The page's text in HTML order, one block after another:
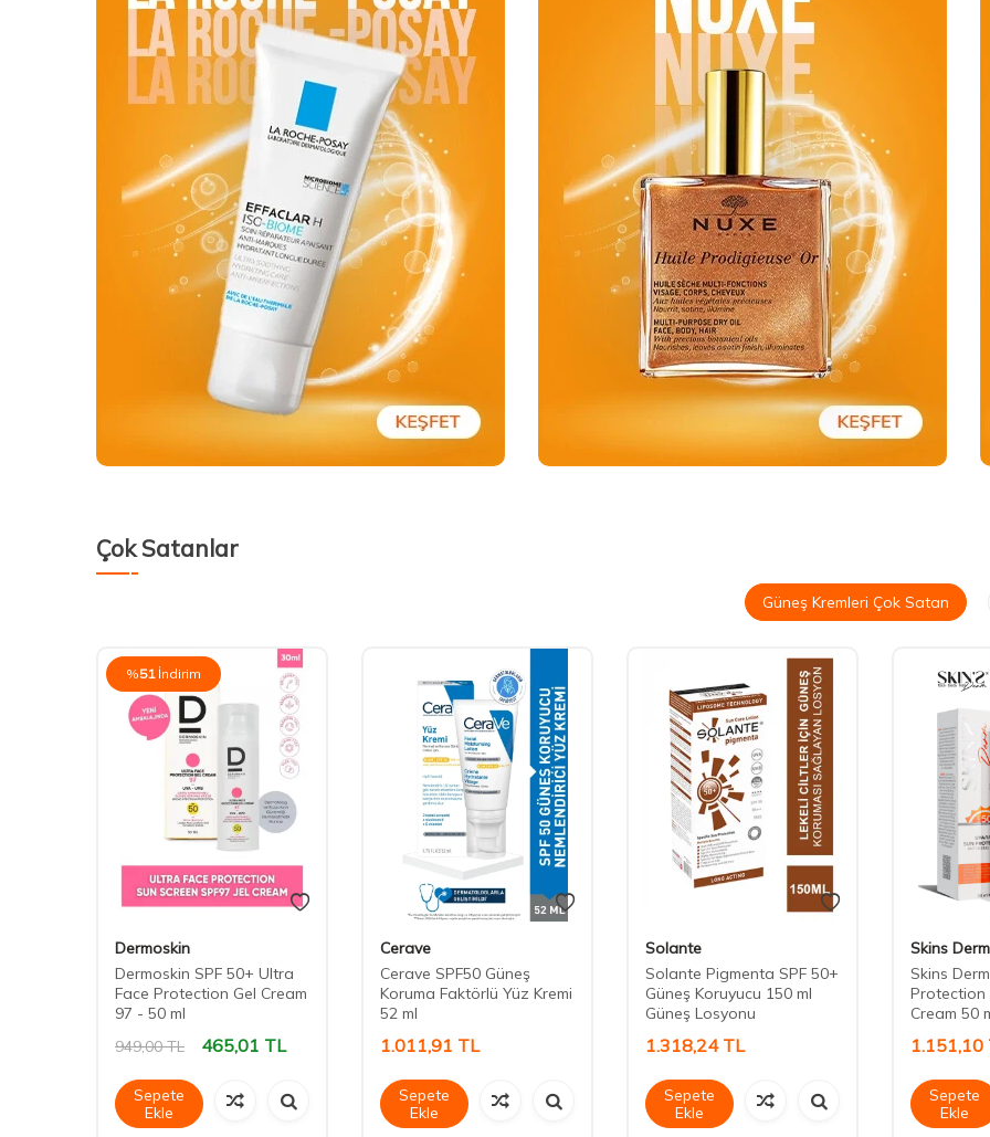
Çok Satanlar
Güneş Kremleri Çok Satan
%51 İndirim
Dermoskin
Dermoskin SPF 50+ Ultra
Face Protection Gel Cream
97 - 50 ml
949,00TL 465,01 TL
Sepete
Ekle
Cerave
Cerave SPF50 Güneş
Koruma Faktörlü Yüz Kremi
52 ml
1.011,91 TL
Sepete
Ekle
Solante
Solante Pigmenta SPF 50+
Güneş Koruyucu 150 ml
Güneş Losyonu
1.318,24TL
Sepete
Ekle
Skins Derm
Skins
Protection
Cream 50
1.151,10
Sepete
Ekle